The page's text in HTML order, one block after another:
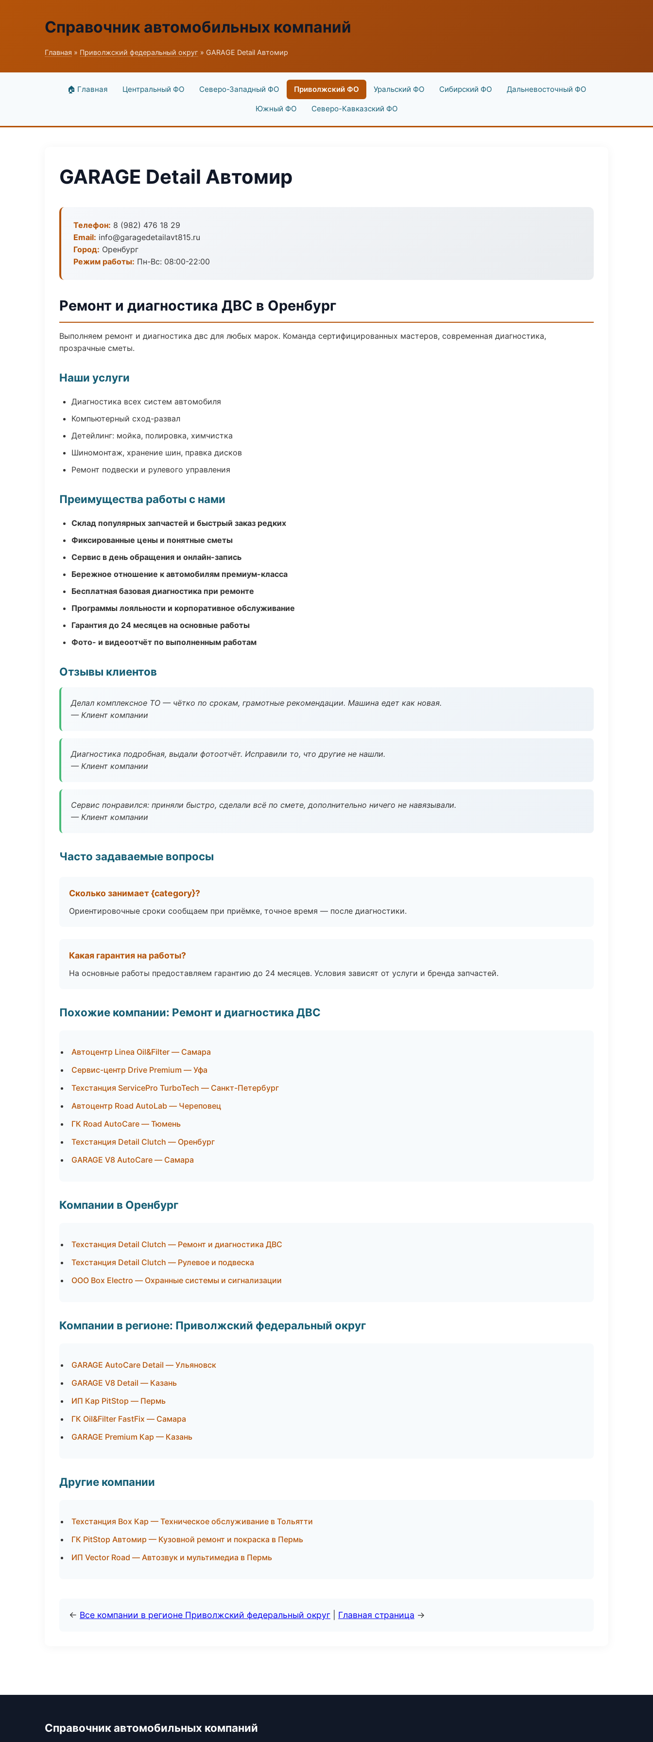
Справочник автомобильных компаний
Главная » Приволжский федеральный округ » GARAGE Detail Автомир
🏠 Главная Центральный ФО Северо-Западный ФО Приволжский ФО Уральский ФО Сибирский ФО Дальневосточный ФО
Южный ФО Северо-Кавказский ФО
GARAGE Detail Автомир
Телефон: 8 (982) 476 18 29
Email: info@garagedetailavt815.ru
Город: Оренбург
Режим работы: Пн-Вс: 08:00-22:00
Ремонт и диагностика ДВС в Оренбург
Выполняем ремонт и диагностика двс для любых марок. Команда сертифицированных мастеров, современная диагностика,
прозрачные сметы.
Наши услуги
Диагностика всех систем автомобиля
Компьютерный сход-развал
Детейлинг: мойка, полировка, химчистка
Шиномонтаж, хранение шин, правка дисков
Ремонт подвески и рулевого управления
Преимущества работы с нами
Склад популярных запчастей и быстрый заказ редких
Фиксированные цены и понятные сметы
Сервис в день обращения и онлайн-запись
Бережное отношение к автомобилям премиум-класса
Бесплатная базовая диагностика при ремонте
Программы лояльности и корпоративное обслуживание
Гарантия до 24 месяцев на основные работы
Фото- и видеоотчёт по выполненным работам
Отзывы клиентов
Делал комплексное ТО — чётко по срокам, грамотные рекомендации. Машина едет как новая.
— Клиент компании
Диагностика подробная, выдали фотоотчёт. Исправили то, что другие не нашли.
— Клиент компании
Сервис понравился: приняли быстро, сделали всё по смете, дополнительно ничего не навязывали.
— Клиент компании
Часто задаваемые вопросы
Сколько занимает {category}?
Ориентировочные сроки сообщаем при приёмке, точное время — после диагностики.
Какая гарантия на работы?
На основные работы предоставляем гарантию до 24 месяцев. Условия зависят от услуги и бренда запчастей.
Похожие компании: Ремонт и диагностика ДВС
Автоцентр Linea Oil&Filter — Самара
Сервис-центр Drive Premium — Уфа
Техстанция ServicePro TurboTech — Санкт-Петербург
Автоцентр Road AutoLab — Череповец
ГК Road AutoCare — Тюмень
Техстанция Detail Clutch — Оренбург
GARAGE V8 AutoCare — Самара
Компании в Оренбург
Техстанция Detail Clutch — Ремонт и диагностика ДВС
Техстанция Detail Clutch — Рулевое и подвеска
ООО Box Electro — Охранные системы и сигнализации
Компании в регионе: Приволжский федеральный округ
GARAGE AutoCare Detail — Ульяновск
GARAGE V8 Detail — Казань
ИП Кар PitStop — Пермь
ГК Oil&Filter FastFix — Самара
GARAGE Premium Кар — Казань
Другие компании
Техстанция Box Кар — Техническое обслуживание в Тольятти
ГК PitStop Автомир — Кузовной ремонт и покраска в Пермь
ИП Vector Road — Автозвук и мультимедиа в Пермь
← Все компании в регионе Приволжский федеральный округ Главная страница →
Справочник автомобильных компаний